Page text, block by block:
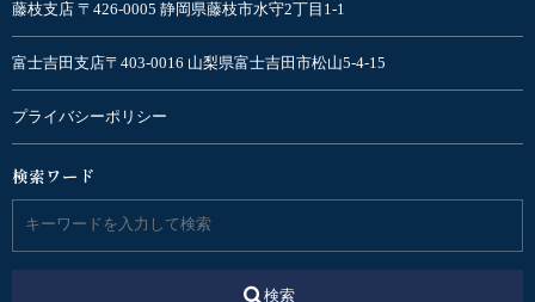
藤枝支店 〒426-0005 静岡県藤枝市水守2丁目1-1
富士吉田支店〒403-0016 山梨県富士吉田市松山5-4-15
プライバシーポリシー
検索ワード
検索